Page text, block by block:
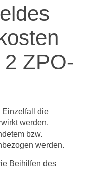
ZPO-
Einzelfall die
werden.
bzw.
werden.
Beihilfen des